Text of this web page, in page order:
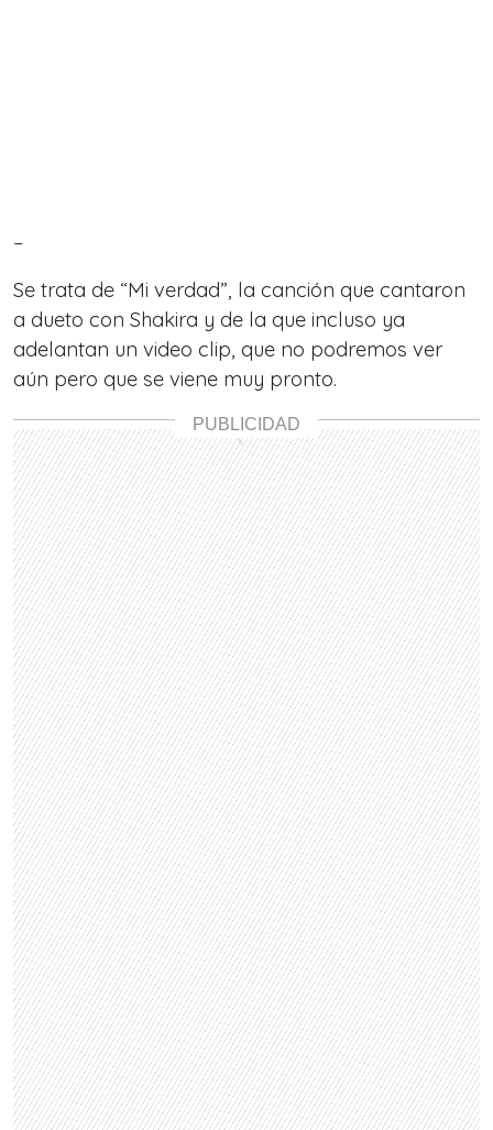
–
Se trata de “Mi verdad”, la canción que cantaron
a dueto con Shakira y de la que incluso ya
adelantan un video clip, que no podremos ver
aún pero que se viene muy pronto.